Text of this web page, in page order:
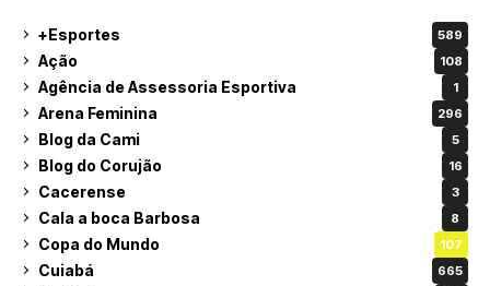
+Esportes 589
Ação 108
Agência de Assessoria Esportiva 1
Arena Feminina 296
Blog da Cami 5
Blog do Corujão 16
Cacerense 3
Cala a boca Barbosa 8
Copa do Mundo 107
Cuiabá 665